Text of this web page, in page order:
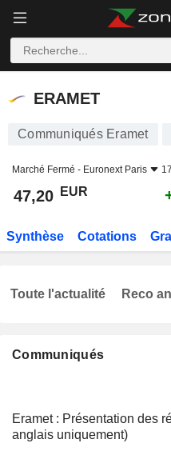
ERAMET
ERAMET
Communiqués Eramet
Marché Fermé - Euronext Paris
47,20 EUR
Synthèse Cotations
Communiqués
Eramet : Présentation des
anglais uniquement)
Toute l'actualité Reco